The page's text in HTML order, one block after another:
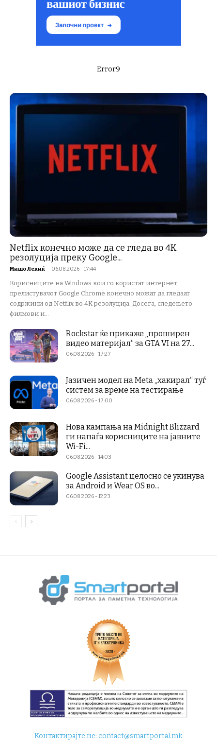
Error9
Netflix конечно може да се гледа во 4K
резолуција преку Google...
Мишо Лекиќ - 06.08.2026 - 17:44
Корисниците на Windows кои го користат интернет
прелистувачот Google Chrome конечно можат да гледаат
содржини од Netflix во 4K резолуција. Досега, следењето
филмови и...
Rockstar ќе прикаже „проширен
видео материјал“ за GTA VI на 27...
06.08.2026 - 17:27
Јазичен модел на Meta „хакирал“ туѓ
систем за време на тестирање
06.08.2026 - 17:00
Нова кампања на Midnight Blizzard
ги напаѓа корисниците на јавните
Wi-Fi...
06.08.2026 - 14:03
Google Assistant целосно се укинува
за Android и Wear OS во...
06.08.2026 - 12:23
Контактирајте не:contact@smartportal.mk